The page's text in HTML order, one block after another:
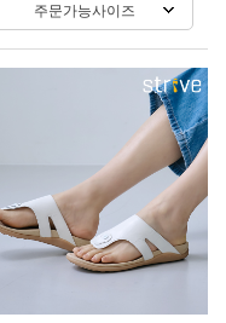
주문가능사이즈